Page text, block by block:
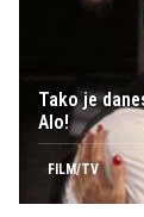
Tako je
Alo!
FILM/TV